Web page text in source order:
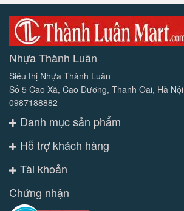
Nhựa Thành Luân
Siêu thị Nhựa Thành Luân
Số 5 Cao Xã, Cao Dương, Thanh Oai, Hà Nội
0987188882
Danh mục sản phẩm
Hỗ trợ khách hàng
Tài khoản
Chứng nhận